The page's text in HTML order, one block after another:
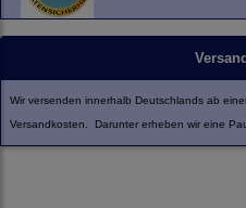
Wir versenden innerhalb Deutschlands ab
Versandkosten. Darunter erheben wir eine